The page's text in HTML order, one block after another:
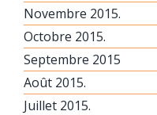
Novembre 2015.
Octobre 2015.
Septembre 2015
Août 2015.
Juillet 2015.